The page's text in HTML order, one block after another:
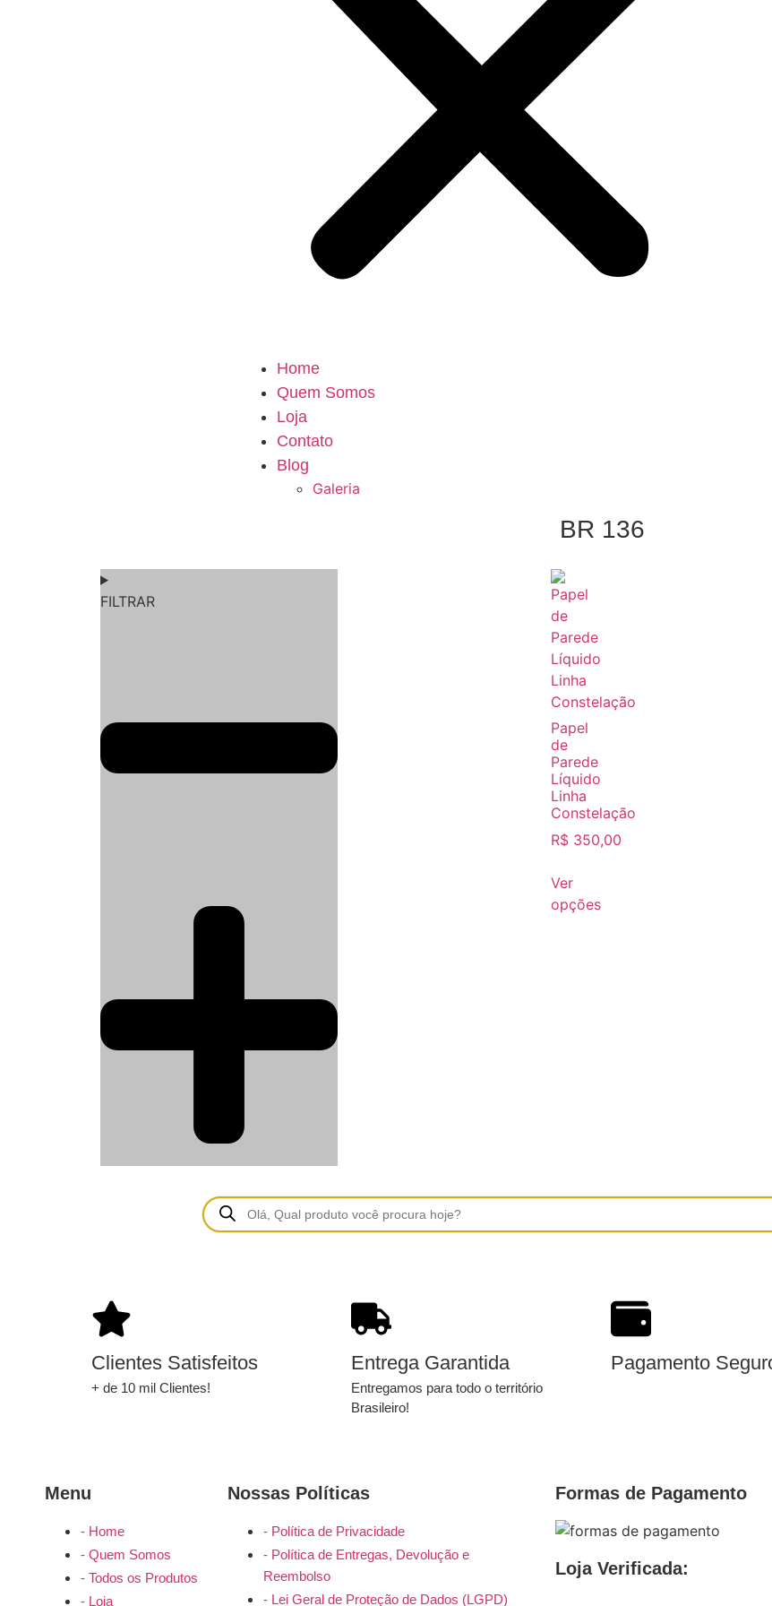
Home
Quem Somos
Loja
Contato
Blog
Galeria
BR 136
FILTRAR
Papel
de
Parede
Líquido
Linha
Constelação
R$350,00
Ver
opções
Clientes Satisfeitos
+ de 10 mil Clientes!
Entrega Garantida
Entregamos para todo o território
Brasileiro!
Pagamento
Menu
- Home
- Quem Somos
- Todos os Produtos
- Loja
Nossas Políticas
- Política de Privacidade
- Política de Entregas, Devolução e
Reembolso
- Lei Geral de Proteção de Dados (LGPD)
Formas de Pagamento
Loja Verificada: